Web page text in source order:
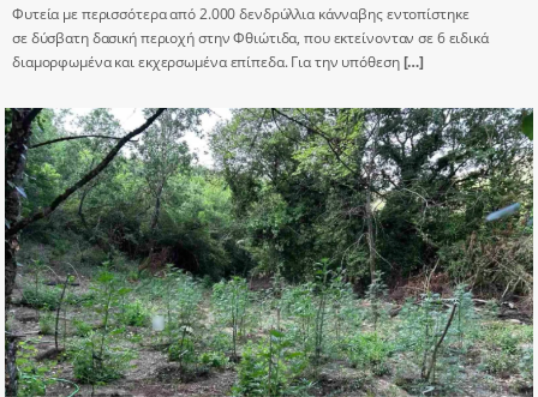
Φυτεία με περισσότερα από 2.000 δενδρύλλια κάνναβης εντοπίστηκε
σε δύσβατη δασική περιοχή στην Φθιώτιδα, που εκτείνονταν σε 6 ειδικά
διαμορφωμένα και εκχερσωμένα επίπεδα. Για την υπόθεση[…]